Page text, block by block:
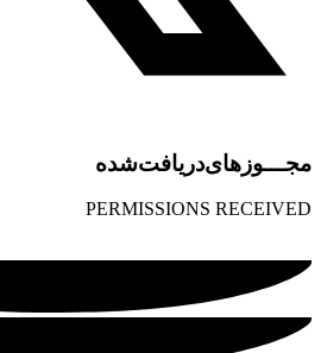
مجـــوز‌های‌دریافت‌شده
PERMISSIONS RECEIVED